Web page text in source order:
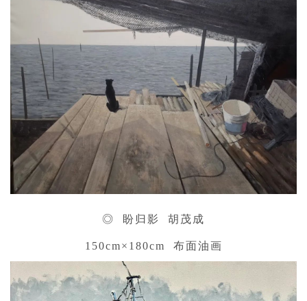
◎ 盼归影 胡茂成
150cm×180cm 布面油画